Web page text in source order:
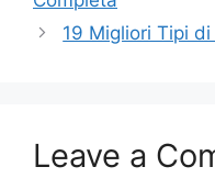
19 Migliori Tipi
Leave a